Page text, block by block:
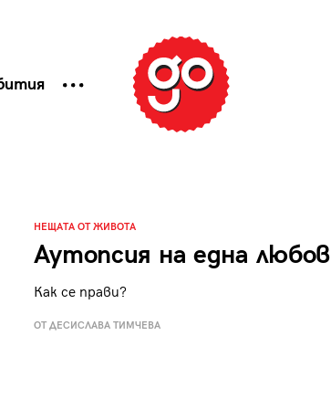
НЕЩАТА ОТ ЖИВОТА
Аутопсия на една любов
Как се прави?
ОТ ДЕСИСЛАВА ТИМЧЕВА